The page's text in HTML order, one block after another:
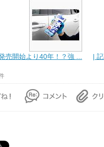
開始より40年！？強 ... |